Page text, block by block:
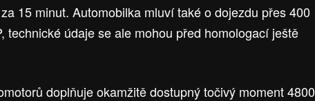
15 minut. Automobilka mluví také o dojezdu přes 400
technické údaje se ale mohou před homologací ještě
doplňuje okamžitě dostupný točivý moment 4800